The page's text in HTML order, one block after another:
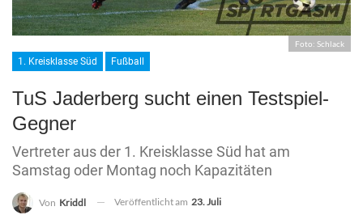
Foto: Schlack
1. Kreisklasse Süd Fußball
TuS Jaderberg sucht einen Testspiel-
Gegner
Vertreter aus der 1. Kreisklasse Süd hat am
Samstag oder Montag noch Kapazitäten
Von Kriddl Veröffentlicht am 23. Juli